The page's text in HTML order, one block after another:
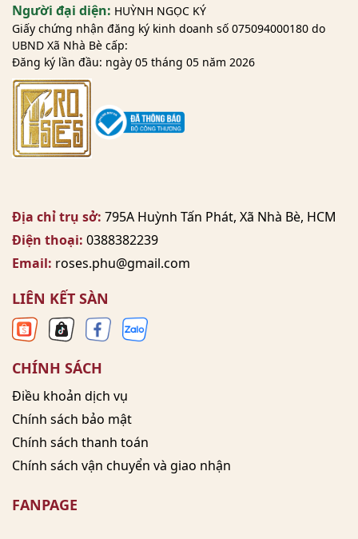
Người đại diện: HUỲNH NGỌC KÝ
Giấy chứng nhận đăng ký kinh doanh số 075094000180 do
UBND Xã Nhà Bè cấp:
Đăng ký lần đầu: ngày 05 tháng 05 năm 2026
Địa chỉ trụ sở: 795A Huỳnh Tấn Phát, Xã Nhà Bè, HCM
Điện thoại: 0388382239
Email: roses.phu@gmail.com
LIÊN KẾT SÀN
CHÍNH SÁCH
Điều khoản dịch vụ
Chính sách bảo mật
Chính sách thanh toán
Chính sách vận chuyển và giao nhận
FANPAGE